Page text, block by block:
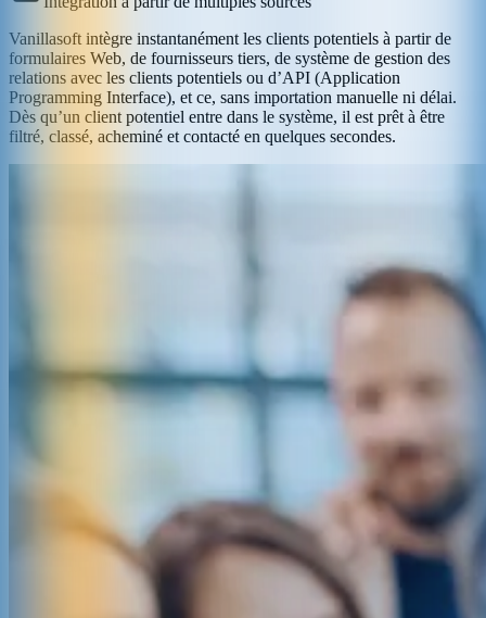
Vanillasoft intègre instantanément les clients potentiels à partir de
formulaires Web, de fournisseurs tiers, de système de gestion des
relations avec les clients potentiels ou d’API (Application
Programming Interface), et ce, sans importation manuelle ni délai.
Dès qu’un client potentiel entre dans le système, il est prêt à être
filtré, classé, acheminé et contacté en quelques secondes.